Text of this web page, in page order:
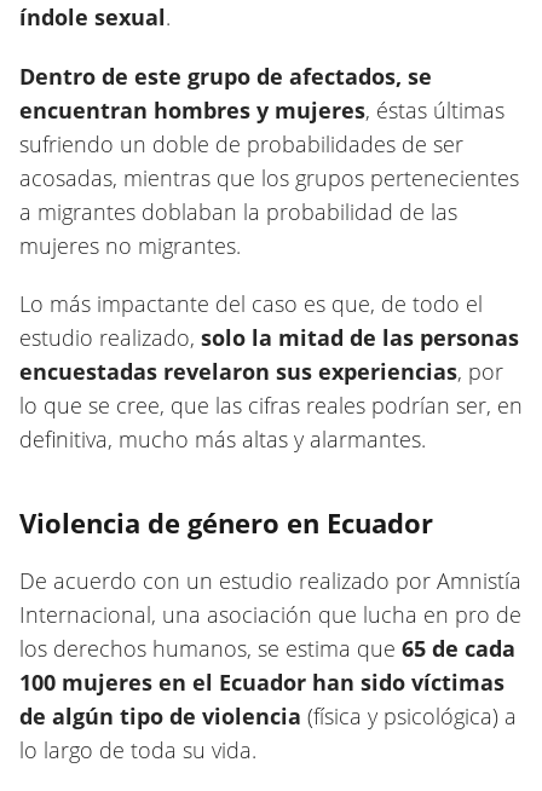
índole sexual.
Dentro de este grupo de afectados, se
encuentran hombres y mujeres, éstas últimas
sufriendo un doble de probabilidades de ser
acosadas, mientras que los grupos pertenecientes
a migrantes doblaban la probabilidad de las
mujeres no migrantes.
Lo más impactante del caso es que, de todo el
estudio realizado, solo la mitad de las personas
encuestadas revelaron sus experiencias, por
lo que se cree, que las cifras reales podrían ser, en
definitiva, mucho más altas y alarmantes.
Violencia de género en Ecuador
De acuerdo con un estudio realizado por Amnistía
Internacional, una asociación que lucha en pro de
los derechos humanos, se estima que 65 de cada
100 mujeres en el Ecuador han sido víctimas
de algún tipo de violencia (física y psicológica) a
lo largo de toda su vida.